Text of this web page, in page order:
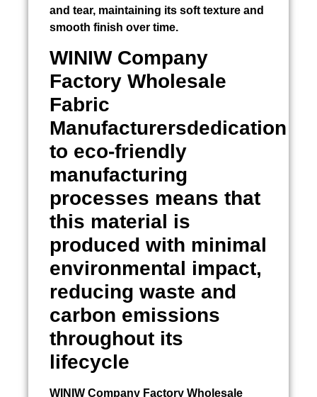
and tear, maintaining its soft texture and
smooth finish over time.
WINIW Company
Factory Wholesale
Fabric
Manufacturersdedication
to eco-friendly
manufacturing
processes means that
this material is
produced with minimal
environmental impact,
reducing waste and
carbon emissions
throughout its
lifecycle
WINIW Company Factory Wholesale